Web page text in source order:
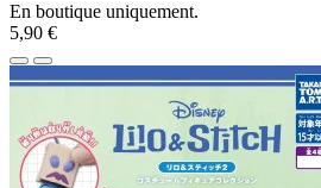
En boutique uniquement.
5,90 €